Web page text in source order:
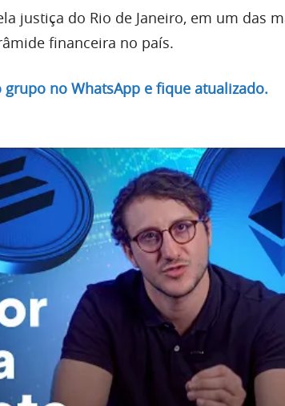
justiça do Rio de Janeiro, em um das
financeira no país.
grupo no WhatsApp e fique atualizado.